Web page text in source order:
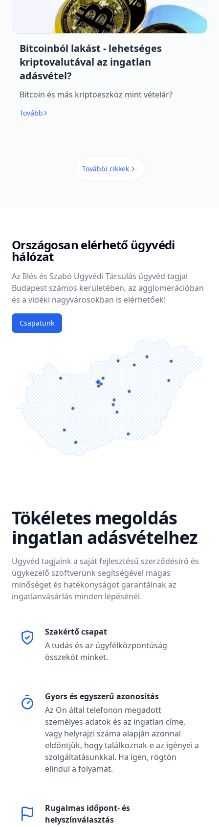
Bitcoinból lakást - lehetséges
kriptovalutával az ingatlan
adásvétel?
Bitcoin és más kriptoeszköz mint vételár?
Tovább
További cikkek
Országosan elérhető ügyvédi
hálózat
Az Illés és Szabó Ügyvédi Társulás ügyvéd tagjai
Budapest számos kerületében, az agglomerációban
és a vidéki nagyvárosokban is elérhetőek!
Csapatunk
Tökéletes megoldás
ingatlan adásvételhez
Ügyvéd tagjaink a saját fejlesztésű szerződésíró és
ügykezelő szoftverünk segítségével magas
minőséget és hatékonyságot garantálnak az
ingatlanvásárlás minden lépésénél.
Szakértő csapat
A tudás és az ügyfélközpontúság
összeköt minket.
Gyors és egyszerű azonosítás
Az Ön által telefonon megadott
személyes adatok és az ingatlan címe,
vagy helyrajzi száma alapján azonnal
eldöntjük, hogy találkoznak-e az igényei a
szolgáltatásunkkal. Ha igen, rögtön
elindul a folyamat.
Rugalmas időpont- és
helyszínválasztás